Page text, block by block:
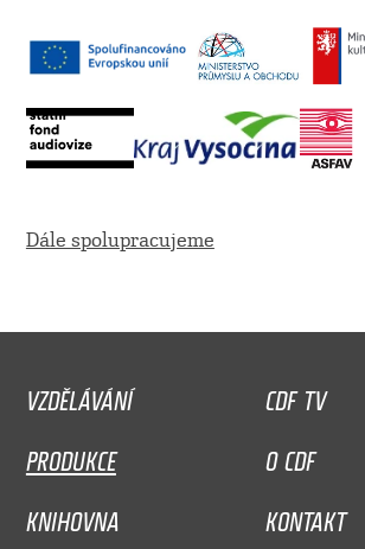
Dále spolupracujeme
VZDĚLÁVÁNÍ
CDF TV
PRODUKCE
O CDF
KNIHOVNA
KONTAKT